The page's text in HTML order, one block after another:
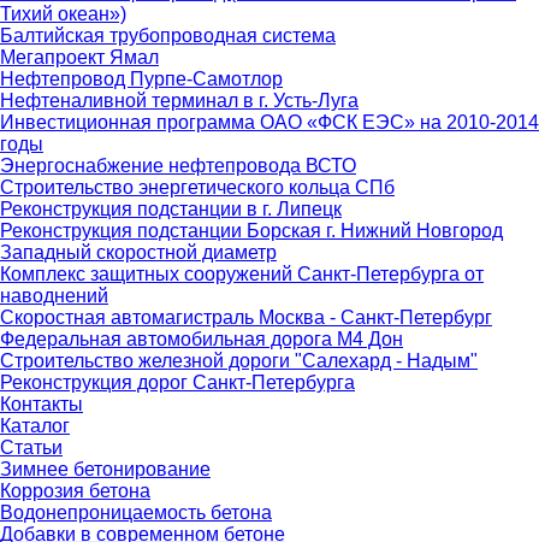
Тихий океан»)
Балтийская трубопроводная система
Мегапроект Ямал
Нефтепровод Пурпе-Самотлор
Нефтеналивной терминал в г. Усть-Луга
Инвестиционная программа ОАО «ФСК ЕЭС» на 2010-2014
годы
Энергоснабжение нефтепровода ВСТО
Строительство энергетического кольца СПб
Реконструкция подстанции в г. Липецк
Реконструкция подстанции Борская г. Нижний Новгород
Западный скоростной диаметр
Комплекс защитных сооружений Санкт-Петербурга от
наводнений
Скоростная автомагистраль Москва - Санкт-Петербург
Федеральная автомобильная дорога М4 Дон
Строительство железной дороги "Салехард - Надым"
Реконструкция дорог Санкт-Петербурга
Контакты
Каталог
Статьи
Зимнее бетонирование
Коррозия бетона
Водонепроницаемость бетона
Добавки в современном бетоне